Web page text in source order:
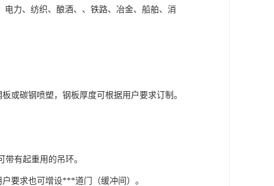
力、纺织、酿酒、、铁路、冶金、船舶、消
或碳钢喷塑，钢板厚度可根据用户要求订制。
有起重用的吊环。
要求也可增设***道门（缓冲间）。